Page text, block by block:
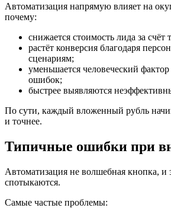
Автоматизация напрямую влияет на
почему:
снижается стоимость лида за счёт
растёт конверсия благодаря
сценариям;
уменьшается человеческий
ошибок;
быстрее выявляются
По сути, каждый вложенный рубль
и точнее.
Типичные ошибки при
Автоматизация не волшебная кнопка, и
спотыкаются.
Самые частые проблемы: